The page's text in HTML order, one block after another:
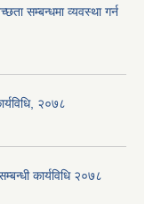
सम्बन्धमा व्यवस्था गर्न
२०७८
कार्यविधि २०७८